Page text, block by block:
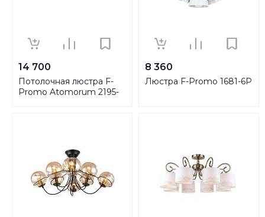
14 700
Потолочная люстра F-
Promo Atomorum 2195-
8 360
Люстра F-Promo 1681-6P